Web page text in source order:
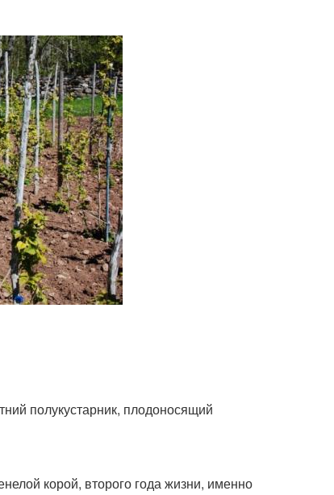
полукустарник, плодоносящий
корой, второго года жизни, именно